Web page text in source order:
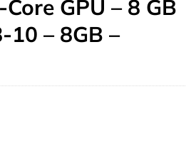
GPU – 8 GB
10 – 8GB –